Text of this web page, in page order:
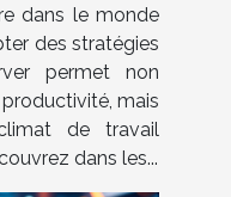
dans le monde
des stratégies
permet non
mais
de travail
dans les...